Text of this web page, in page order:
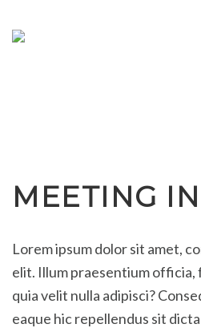
MEETING
Lorem ipsum dolor sit amet,
elit. Illum praesentium officia,
quia velit nulla adipisci?
eaque hic repellendus sit